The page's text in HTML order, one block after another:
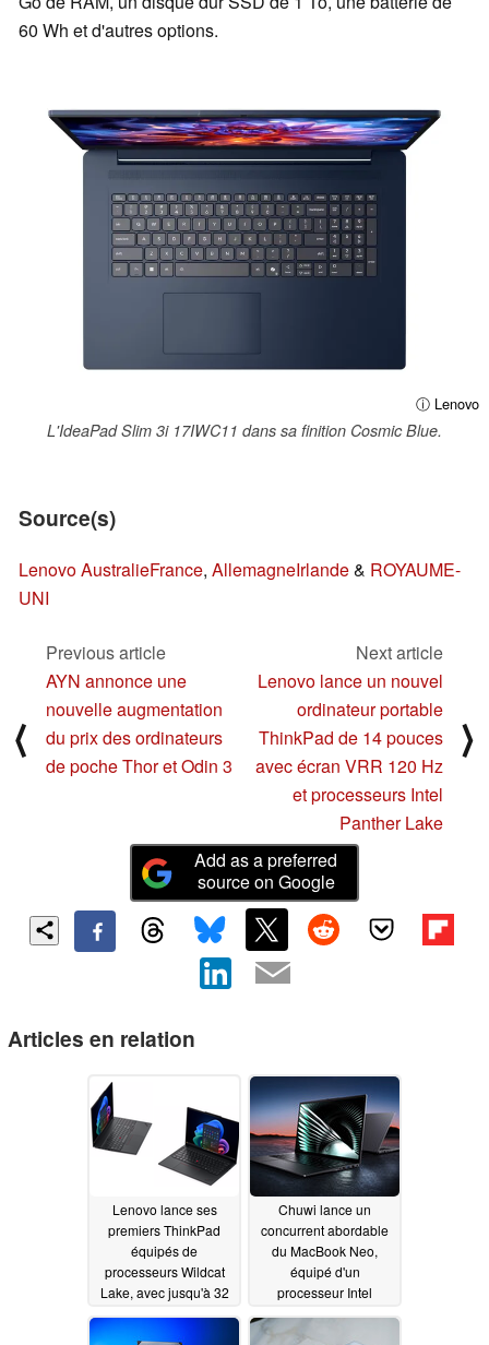
60 Wh et d'autres options.
ⓘ Lenovo
L'IdeaPad Slim 3i 17IWC11 dans sa finition Cosmic Blue.
Source(s)
Lenovo AustralieFrance, AllemagneIrlande& ROYAUME-
UNI
⟨
Previous article
AYN annonce une
nouvelle augmentation
du prix des ordinateurs
de poche Thor et Odin 3
Next article
Lenovo lance un nouvel
ordinateur portable
ThinkPad de 14 pouces
avec écran VRR 120 Hz
et processeurs Intel
Panther Lake
⟩
Add as a preferred
source on Google
Articles en relation
Lenovo lance ses
premiers ThinkPad
équipés de
processeurs Wildcat
Lake, avec jusqu'à 32
07/10/2026
Chuwi lance un
concurrent abordable
du MacBook Neo,
équipé d'un
processeur Intel
06/25/2026